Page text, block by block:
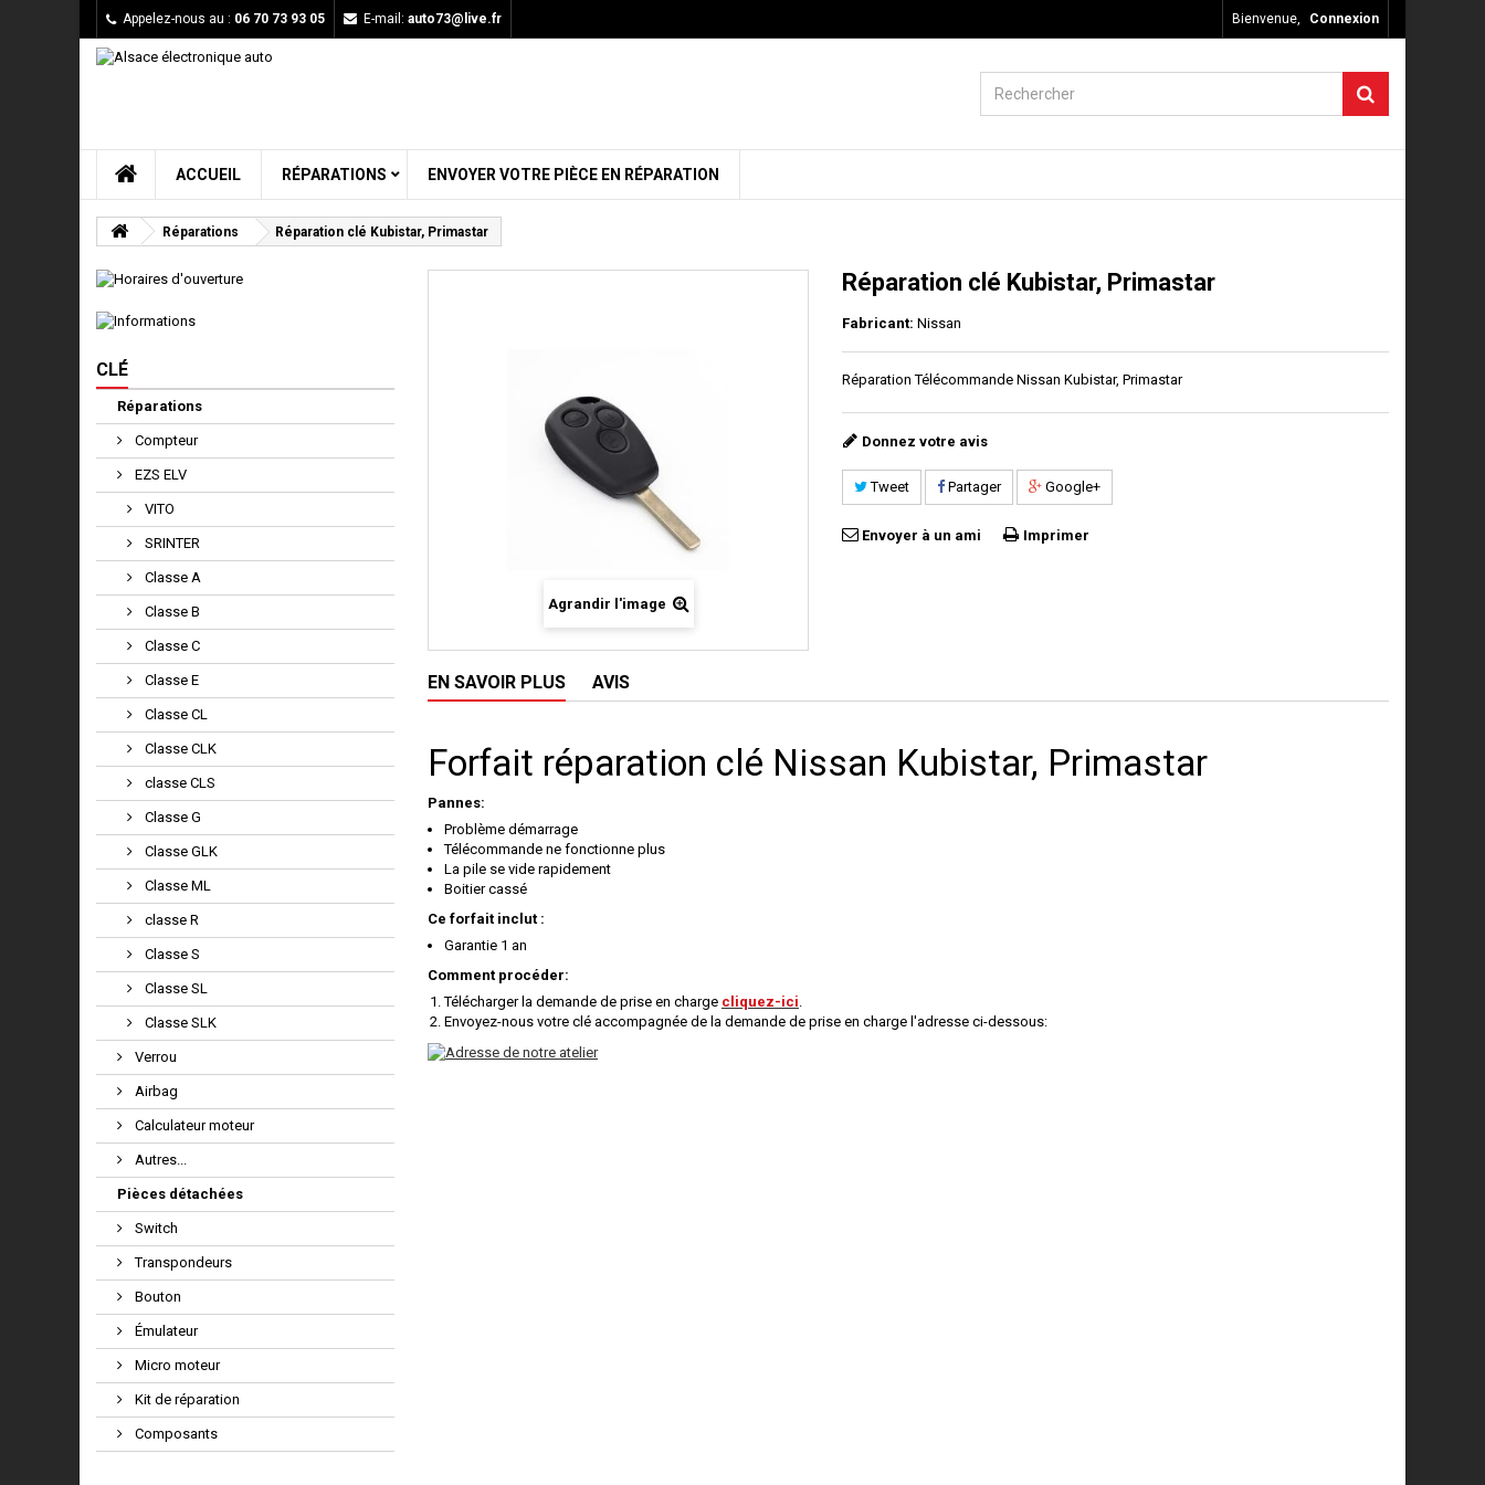
Bienvenue, Connexion
Appelez-nous au : 06 70 73 93 05 E-mail: auto73@live.fr
ACCUEIL RÉPARATIONS ENVOYER VOTRE PIÈCE EN RÉPARATION
Réparations Réparation clé Kubistar, Primastar
CLÉ
Réparations
Compteur
EZS ELV
VITO
SRINTER
Classe A
Classe B
Classe C
Classe E
Classe CL
Classe CLK
classe CLS
Classe G
Classe GLK
Classe ML
classe R
Classe S
Classe SL
Classe SLK
Verrou
Airbag
Calculateur moteur
Autres...
Pièces détachées
Switch
Transpondeurs
Bouton
Émulateur
Micro moteur
Kit de réparation
Composants
Agrandir l'image
Réparation clé Kubistar, Primastar
Fabricant: Nissan
Réparation Télécommande Nissan Kubistar, Primastar
Donnez votre avis
Tweet Partager Google+
Envoyer à un ami Imprimer
EN SAVOIR PLUS AVIS
Forfait réparation clé Nissan Kubistar, Primastar
Pannes:
Problème démarrage
Télécommande ne fonctionne plus
La pile se vide rapidement
Boitier cassé
Ce forfait inclut :
Garantie 1 an
Comment procéder:
Télécharger la demande de prise en charge cliquez-ici.
Envoyez-nous votre clé accompagnée de la demande de prise en charge l'adresse ci-dessous: